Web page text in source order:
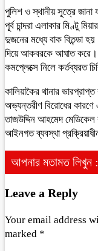
পুলিশ ও স্থানীয় সূত্রে
পূর্ব চান্দরা এলাকার মিণ্টু
দুজনের মধ্যে বাক বিতন্ডা
দিয়ে আকবরকে আঘাত করে।
কমপ্লেক্সে নিলে কর্তব্যরত
কালিয়াকৈর থানার
অভ্যন্তরীণ বিরোধের
তাজউদ্দিন আহমেদ মেডিকেল
আইনগত ব্যবস্থা
আপনার মতামত লিখুন :
Leave a Reply
Your email address
marked *